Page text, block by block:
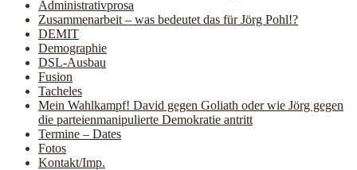
Administrativprosa
Zusammenarbeit – was bedeutet das für Jörg Pohl!?
DEMIT
Demographie
DSL-Ausbau
Fusion
Tacheles
Mein Wahlkampf! David gegen Goliath oder wie Jörg gegen
die parteienmanipulierte Demokratie antritt
Termine – Dates
Fotos
Kontakt/Imp.